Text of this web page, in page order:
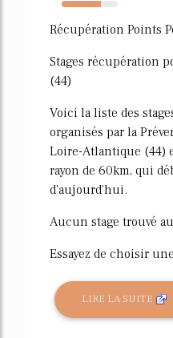
70%
Récupération Points
Stages récupération
(44)
Voici la liste des
organisés par la
Loire-Atlantique (44)
rayon de 60km, qui
d'aujourd'hui.
Aucun stage trouvé
Essayez de choisir
LIRE LA SUITE